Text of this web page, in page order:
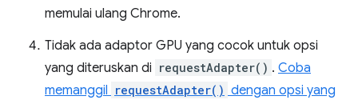
memulai ulang Chrome.
Tidak ada adaptor GPU yang cocok untuk opsi
yang diteruskan di requestAdapter() . Coba
memanggil requestAdapter() dengan opsi yang